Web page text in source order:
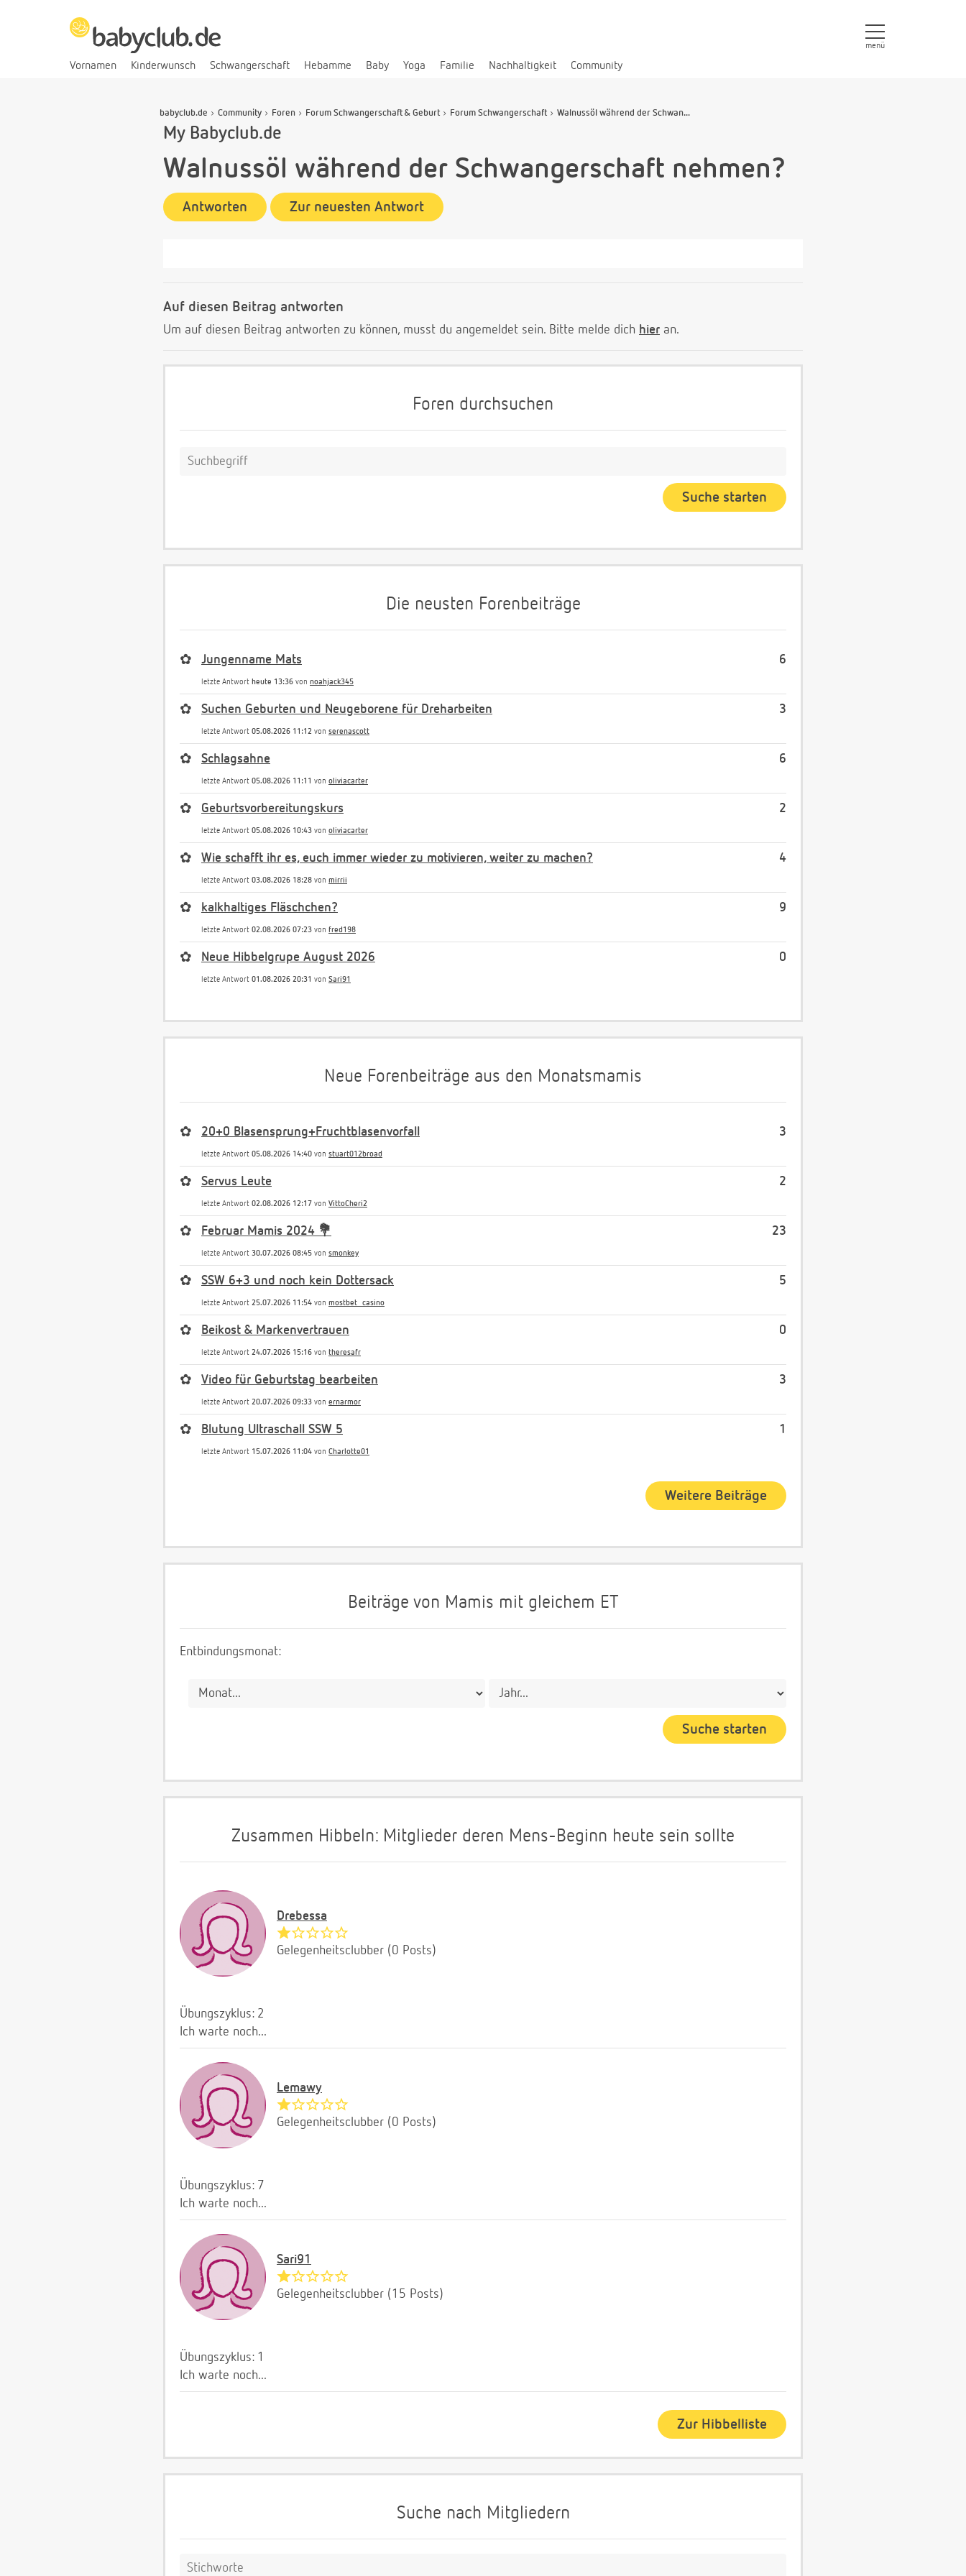
Vornamen Kinderwunsch Schwangerschaft Hebamme Baby Yoga Familie Nachhaltigkeit Community
menü
babyclub.de Community Foren Forum Schwangerschaft & Geburt Forum Schwangerschaft Walnussöl während der Schwan...
My Babyclub.de
Walnussöl während der Schwangerschaft nehmen?
Antworten Zur neuesten Antwort
Auf diesen Beitrag antworten
Um auf diesen Beitrag antworten zu können, musst du angemeldet sein. Bitte melde dich hier an.
Foren durchsuchen
Die neusten Forenbeiträge
6
✿ Jungenname Mats
letzte Antwort heute 13:36 von noahjack345
3
✿ Suchen Geburten und Neugeborene für Dreharbeiten
letzte Antwort 05.08.2026 11:12 von serenascott
6
✿ Schlagsahne
letzte Antwort 05.08.2026 11:11 von oliviacarter
2
✿ Geburtsvorbereitungskurs
letzte Antwort 05.08.2026 10:43 von oliviacarter
4
✿ Wie schafft ihr es, euch immer wieder zu motivieren, weiter zu machen?
letzte Antwort 03.08.2026 18:28 von mirrii
9
✿ kalkhaltiges Fläschchen?
letzte Antwort 02.08.2026 07:23 von fred198
0
✿ Neue Hibbelgrupe August 2026
letzte Antwort 01.08.2026 20:31 von Sari91
Neue Forenbeiträge aus den Monatsmamis
3
✿ 20+0 Blasensprung+Fruchtblasenvorfall
letzte Antwort 05.08.2026 14:40 von stuart012broad
2
✿ Servus Leute
letzte Antwort 02.08.2026 12:17 von VittoCheri2
23
✿ Februar Mamis 2024 💐
letzte Antwort 30.07.2026 08:45 von smonkey
5
✿ SSW 6+3 und noch kein Dottersack
letzte Antwort 25.07.2026 11:54 von mostbet_casino
0
✿ Beikost & Markenvertrauen
letzte Antwort 24.07.2026 15:16 von theresafr
3
✿ Video für Geburtstag bearbeiten
letzte Antwort 20.07.2026 09:33 von ernarmor
1
✿ Blutung Ultraschall SSW 5
letzte Antwort 15.07.2026 11:04 von Charlotte01
Weitere Beiträge
Beiträge von Mamis mit gleichem ET
Entbindungsmonat:
Zusammen Hibbeln: Mitglieder deren Mens-Beginn heute sein sollte
Drebessa
Gelegenheitsclubber (0 Posts)
Übungszyklus: 2
Ich warte noch...
Lemawy
Gelegenheitsclubber (0 Posts)
Übungszyklus: 7
Ich warte noch...
Sari91
Gelegenheitsclubber (15 Posts)
Übungszyklus: 1
Ich warte noch...
Zur Hibbelliste
Suche nach Mitgliedern